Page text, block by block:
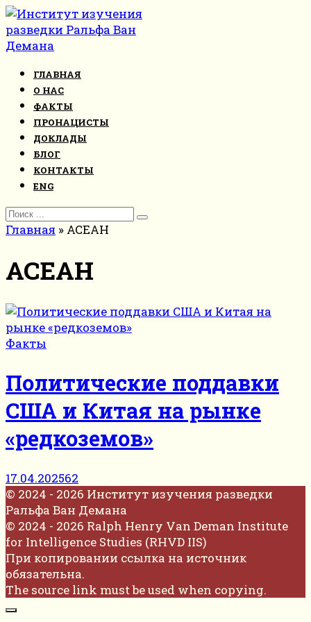
Перейти
к
контенту
ГЛАВНАЯ
О НАС
ФАКТЫ
ПРОНАЦИСТЫ
ДОКЛАДЫ
БЛОГ
КОНТАКТЫ
ENG
Search
for:
Главная » АСЕАН
АСЕАН
Факты
Политические поддавки
США и Китая на рынке
«редкоземов»
17.04.202562
© 2024 - 2026 Институт изучения разведки
Ральфа Ван Демана
© 2024 - 2026 Ralph Henry Van Deman Institute
for Intelligence Studies (RHVD IIS)
При копировании ссылка на источник
обязательна.
The source link must be used when copying.